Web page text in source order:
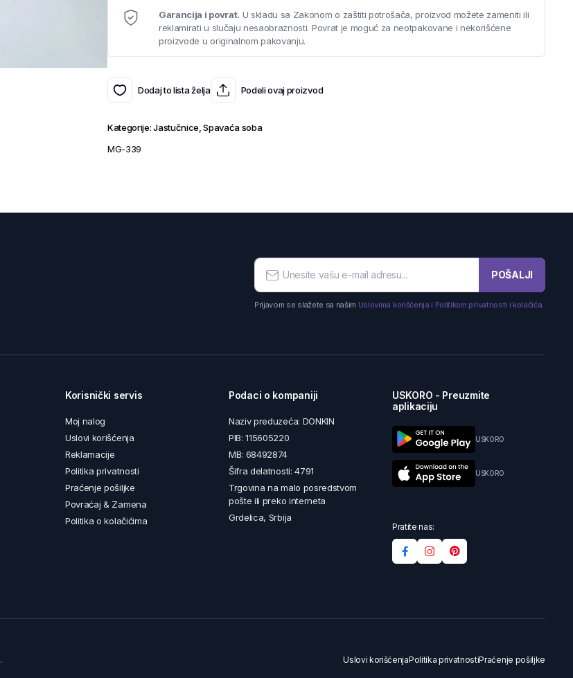
Garancija i povrat. U skladu sa Zakonom o zaštiti potrošača, proizvod možete zameniti ili
reklamirati u slučaju nesaobraznosti. Povrat je moguć za neotpakovane i nekorišćene
proizvode u originalnom pakovanju.
Dodaj to lista želja Podeli ovaj proizvod
Kategorije:Jastučnice ,Spavaća soba
MG-339
POŠALJI
Prijavom se slažete sa našim Uslovima korišćenja i Politikom privatnosti i kolačića.
Korisnički servis
Moj nalog
Uslovi korišćenja
Reklamacije
Politika privatnosti
Praćenje pošiljke
Povraćaj & Zamena
Politika o kolačićima
Podaci o kompaniji
Naziv preduzeća: DONKIN
PIB: 115605220
MB: 68492874
Šifra delatnosti: 4791
Trgovina na malo posredstvom
pošte ili preko interneta
Grdelica, Srbija
USKORO - Preuzmite
aplikaciju
USKORO
USKORO
Pratite nas:
. Uslovi korišćenjaPolitika privatnostiPraćenje pošiljke